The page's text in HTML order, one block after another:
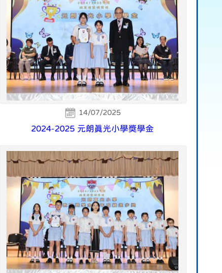
14/07/2025
2024-2025 元朗真光小學獎學金